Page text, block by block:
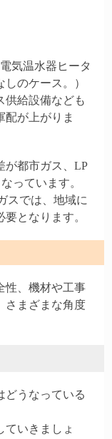
気温水器ヒータ
のケース。）
供給設備なども
配が上がりま
が都市ガス、LP
っています。
スでは、地域に
となります。
性、機材や工事
さまざまな角度
どうなっている
ていきましょ